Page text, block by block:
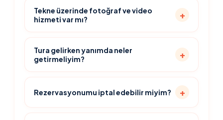
Tekne üzerinde fotoğraf ve video
hizmeti var mı?
Tura gelirken yanımda neler
getirmeliyim?
Rezervasyonumu iptal edebilir miyim?